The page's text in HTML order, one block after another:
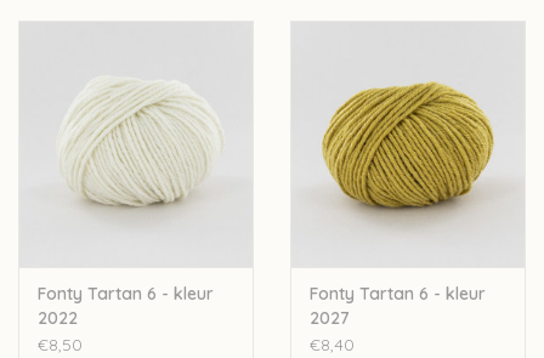
door bijvoorbeeld te werken met een ecologisch
gewerkt waardoor ook de lokale economie gesteund wordt.
Fonty besteedt veel aandacht aan transparantie. Elk product
heeft op zijn label een QR code, hierop vind je alle info over het
productieproces en de oorsprong van de grondstoffen.
De garens van Fonty worden gekleurd op strengen, wat zorgt
dat de kleur dieper in het garen dringt en langer zijn kleur
Nld: 6mm
Fonty Tartan 6 - kleur
2022
€8,50
Fonty Tartan 6 - kleur
2027
€8,40